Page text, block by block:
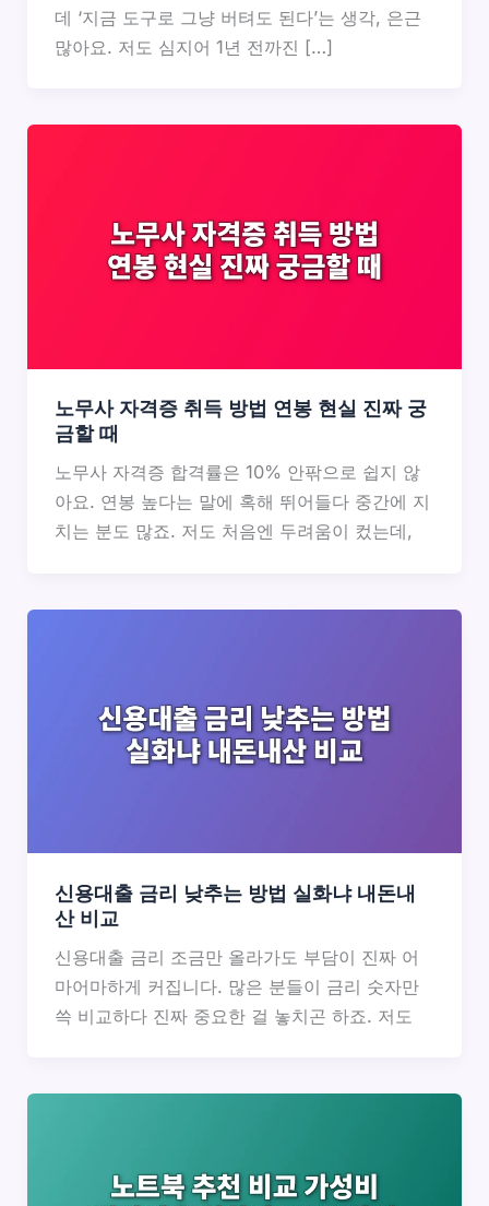
데 ‘지금 도구로 그냥 버텨도 된다’는 생각, 은근
많아요. 저도 심지어 1년 전까진 […]
노무사 자격증 취득 방법 연봉 현실 진짜 궁
금할 때
노무사 자격증 합격률은 10% 안팎으로 쉽지 않
아요. 연봉 높다는 말에 혹해 뛰어들다 중간에 지
치는 분도 많죠. 저도 처음엔 두려움이 컸는데,
신용대출 금리 낮추는 방법 실화냐 내돈내
산 비교
신용대출 금리 조금만 올라가도 부담이 진짜 어
마어마하게 커집니다. 많은 분들이 금리 숫자만
쓱 비교하다 진짜 중요한 걸 놓치곤 하죠. 저도